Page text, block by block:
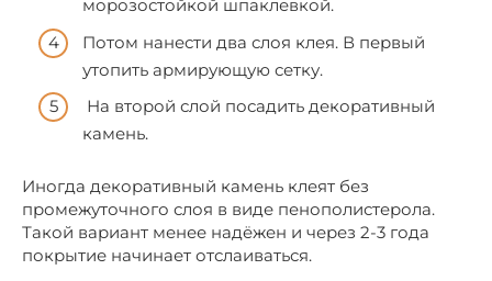
морозостойкой шпаклевкой.
Потом нанести два слоя клея. В первый
утопить армирующую сетку.
На второй слой посадить декоративный
камень.
Иногда декоративный камень клеят без
промежуточного слоя в виде пенополистерола.
Такой вариант менее надёжен и через 2-3 года
покрытие начинает отслаиваться.